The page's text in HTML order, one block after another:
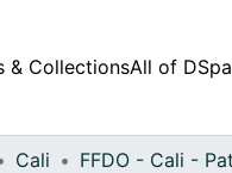
& CollectionsAll of
Cali FFDO - Cali -